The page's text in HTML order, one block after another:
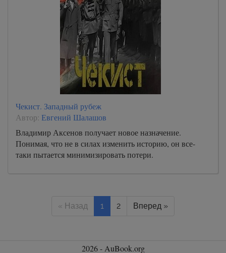
Чекист. Западный рубеж
Автор: Евгений Шалашов
Владимир Аксенов получает новое назначение.
Понимая, что не в силах изменить историю, он все-
таки пытается минимизировать потери.
« Назад 1 2 Вперед »
2026 - AuBook.org